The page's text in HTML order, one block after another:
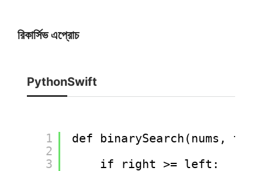
রিকার্সিভ এপ্রোচ
PythonSwift
1
2
3
def binarySearch(nums,
if right >= left: